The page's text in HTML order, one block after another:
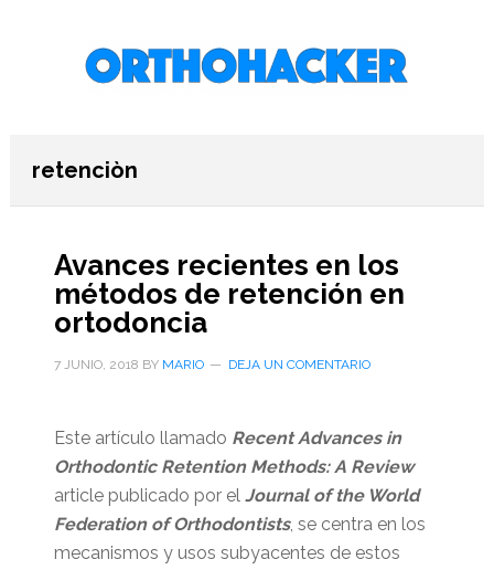
primaria
retenciòn
Avances recientes en los
métodos de retención en
ortodoncia
7 JUNIO, 2018 BY MARIO DEJA UN COMENTARIO
Este artículo llamado Recent Advances in
Orthodontic Retention Methods: A Review
article publicado por el Journal of the World
Federation of Orthodontists, se centra en los
mecanismos y usos subyacentes de estos